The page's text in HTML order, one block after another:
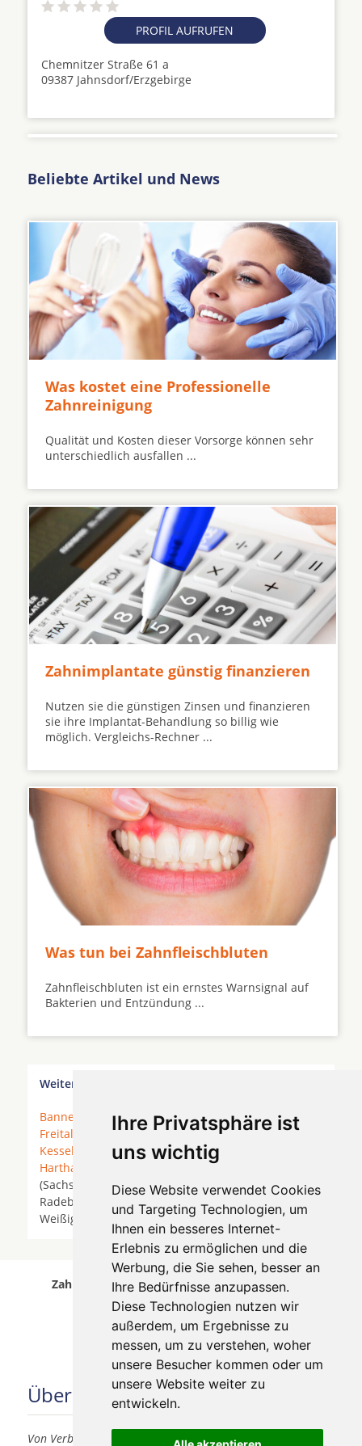
Ihre Privatsphäre ist
uns wichtig
Diese Website verwendet Cookies
und Targeting Technologien, um
Ihnen ein besseres Internet-
Erlebnis zu ermöglichen und die
Werbung, die Sie sehen, besser an
Ihre Bedürfnisse anzupassen.
Diese Technologien nutzen wir
außerdem, um Ergebnisse zu
messen, um zu verstehen, woher
unsere Besucher kommen oder um
unsere Website weiter zu
entwickeln.
PROFIL AUFRUFEN
Chemnitzer Straße 61 a
09387 Jahnsdorf/Erzgebirge
Beliebte Artikel und News
Was kostet eine Professionelle
Zahnreinigung
Qualität und Kosten dieser Vorsorge können sehr
unterschiedlich ausfallen ...
Zahnimplantate günstig finanzieren
Nutzen sie die günstigen Zinsen und finanzieren
sie ihre Implantat-Behandlung so billig wie
möglich. Vergleichs-Rechner ...
Was tun bei Zahnfleischbluten
Zahnfleischbluten ist ein ernstes Warnsignal auf
Bakterien und Entzündung ...
Weitere Orte in der Nähe von Oberlungwitz
Bannewitz * Coswig (Sachsen) * Dohna *Dresden
Freital
Grumbach bei Freital* Heidenau *
Kesselsdorf
* Klipphausen*Kreischa
Hartha
Moritzburg
(Sachsen) *
Nieschütz* Rabenau (Sachsen) *
Radeberg *
Radebeul
* Radeburg * Schönfeld-
Weißig *
Tharandt *Wilsdruff *Zehren*
Zahnärzte für Zahnimplantete in Oberlungwitz
wurde am 06 August 2026 aktualisiert.
Über uns
Von Verbrauchern für Verbraucher